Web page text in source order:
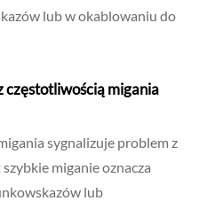
lub w okablowaniu do
migania
sygnalizuje problem z
miganie oznacza
lub